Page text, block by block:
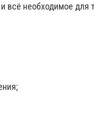
всё необходимое для